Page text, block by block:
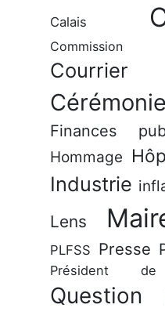
Calais
Commission
Courrier
Cérémonie
Finances
Hommage
Industrie
Lens
PLFSS Presse
Président
Question